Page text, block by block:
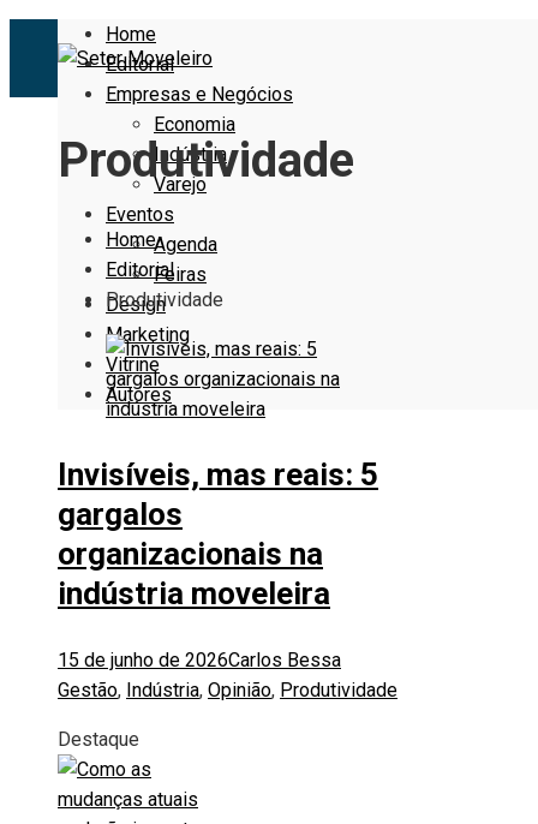
Home
Editorial
Empresas e Negócios
Economia
Indústria
Varejo
Eventos
Agenda
Feiras
Design
Marketing
Vitrine
Autores
Produtividade
Home
Editorial
Produtividade
Invisíveis, mas reais: 5
gargalos
organizacionais na
indústria moveleira
15 de junho de 2026Carlos Bessa
Gestão, Indústria, Opinião, Produtividade
Destaque